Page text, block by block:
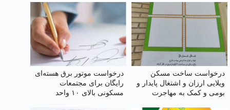
درخواست ساخت مسکن
ویلایی ارزان و اشتغال پایدار و
بومی و کمک به مهاجرت
درخواست موتور برق هسته‌ای
رایگان برای مجتمعات
مسکونی بالای ۱۰ واحد